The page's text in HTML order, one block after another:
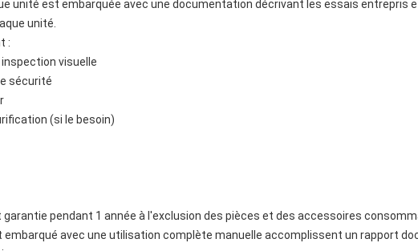
unité est embarquée avec une documentation décrivant les essais entrepris
unité.
:
visuelle
sécurité
(si le besoin)
pendant 1 année à l'exclusion des pièces et des accessoires
embarqué avec une utilisation complète manuelle accomplissent un rapport